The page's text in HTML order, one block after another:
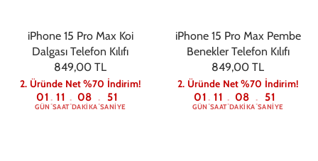
iPhone 15 Pro Max Koi
Dalgası Telefon Kılıfı
849,00 TL
2. Üründe Net %70 İndirim!
01
GÜN : 11
SAAT: 08
DAKIKA: 50
SANIYE
iPhone 15 Pro Max Pembe
Benekler Telefon Kılıfı
849,00 TL
2. Üründe Net %70 İndirim!
01
GÜN : 11
SAAT: 08
DAKIKA: 50
SANIYE